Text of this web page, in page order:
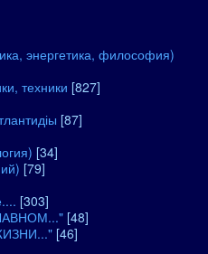
энергетика, философия)
техники [827]
[87]
[34]
[79]
[303]
[48]
[46]